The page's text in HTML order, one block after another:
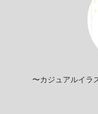
〜カジュアルイラ